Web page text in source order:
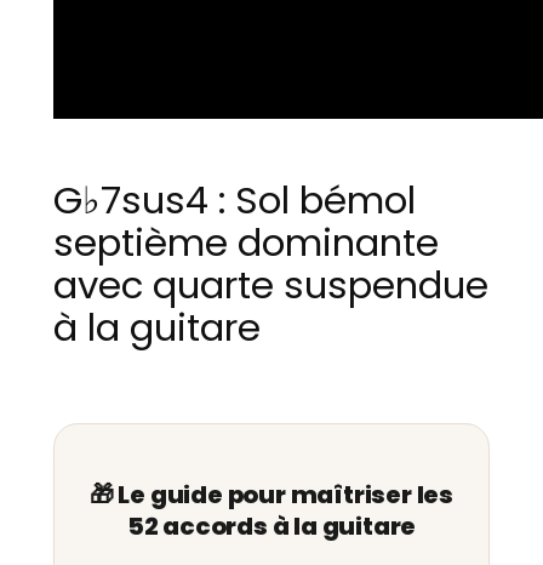
G♭7sus4 : Sol bémol
septième dominante
avec quarte suspendue
à la guitare
🎁 Le guide pour maîtriser les
52 accords à la guitare